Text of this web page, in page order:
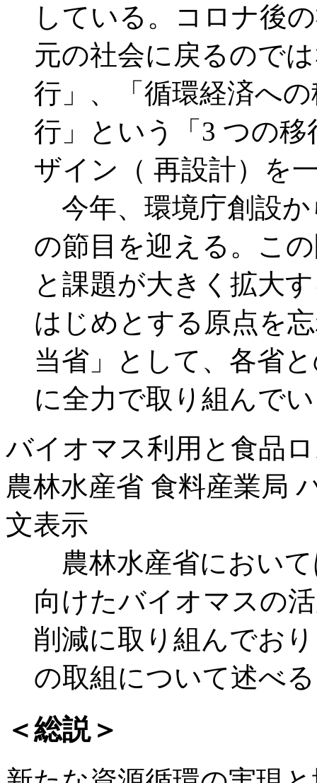
している。コロナ後
元の社会に戻るので
行」、「循環経済へ
行」という「3 つの
ザイン（ 再設計）を
今年、環境庁創設か
の節目を迎える。こ
と課題が大きく拡大
はじめとする原点を
当省」として、各省
に全力で取り組んで
バイオマス利用と食品
農林水産省 食料産業局
文表示
農林水産省におい
向けたバイオマスの
削減に取り組んでお
の取組について述べ
＜総説＞